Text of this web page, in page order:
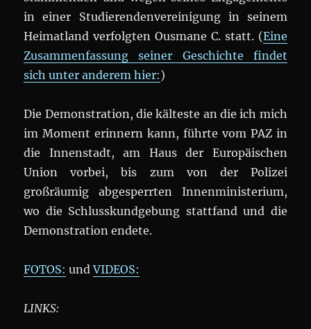
in einer Studierendenvereinigung in seinem
Heimatland verfolgten Ousmane C. statt. (Eine
Zusammenfassung seiner Geschichte findet
sich unter anderem hier:)
Die Demonstration, die kälteste an die ich mich
im Moment erinnern kann, führte vom PAZ in
die Innenstadt, am Haus der Europäischen
Union vorbei, bis zum von der Polizei
großräumig abgesperrten Innenministerium,
wo die Schlusskundgebung stattfand und die
Demonstration endete.
FOTOS: undVIDEOS:
LINKS: